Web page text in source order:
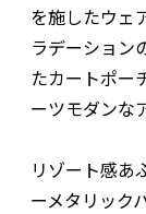
を施したウェ
ラデーション
たカートポー
ーツモダンな
リゾート感あ
ーメタリック